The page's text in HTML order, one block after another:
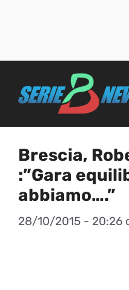
Brescia,
:”Gara
abbiamo….”
28/10/2015 - 20:26